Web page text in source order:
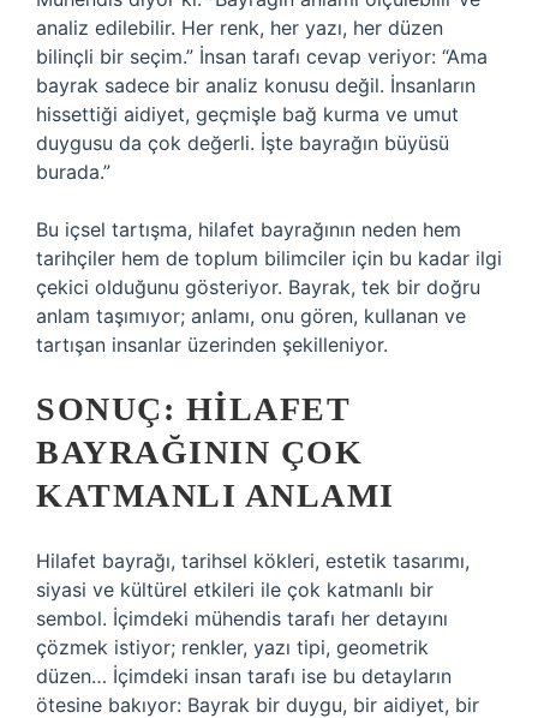
analiz edilebilir. Her renk, her yazı, her düzen
bilinçli bir seçim.” İnsan tarafı cevap veriyor: “Ama
bayrak sadece bir analiz konusu değil. İnsanların
hissettiği aidiyet, geçmişle bağ kurma ve umut
duygusu da çok değerli. İşte bayrağın büyüsü
burada.”
Bu içsel tartışma, hilafet bayrağının neden hem
tarihçiler hem de toplum bilimciler için bu kadar ilgi
çekici olduğunu gösteriyor. Bayrak, tek bir doğru
anlam taşımıyor; anlamı, onu gören, kullanan ve
tartışan insanlar üzerinden şekilleniyor.
SONUÇ: HILAFET
BAYRAĞININ ÇOK
KATMANLI ANLAMI
Hilafet bayrağı, tarihsel kökleri, estetik tasarımı,
siyasi ve kültürel etkileri ile çok katmanlı bir
sembol. İçimdeki mühendis tarafı her detayını
çözmek istiyor; renkler, yazı tipi, geometrik
düzen… İçimdeki insan tarafı ise bu detayların
ötesine bakıyor: Bayrak bir duygu, bir aidiyet, bir